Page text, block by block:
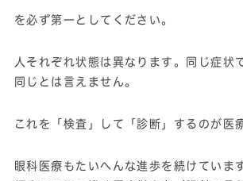
を必ず第一としてください。
人それぞれ状態は異なります。同じ症状
同じとは言えません。
これを「検査」して「診断」するのが医
眼科医療もたいへんな進歩を続けていま